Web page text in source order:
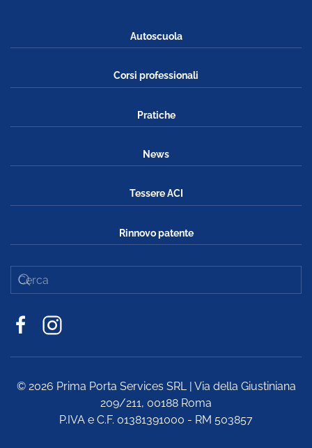
Autoscuola
Corsi professionali
Pratiche
News
Tessere ACI
Rinnovo patente
© 2026 Prima Porta Services SRL | Via della Giustiniana
209/211, 00188 Roma
P.IVA e C.F. 01381391000 - RM 503857